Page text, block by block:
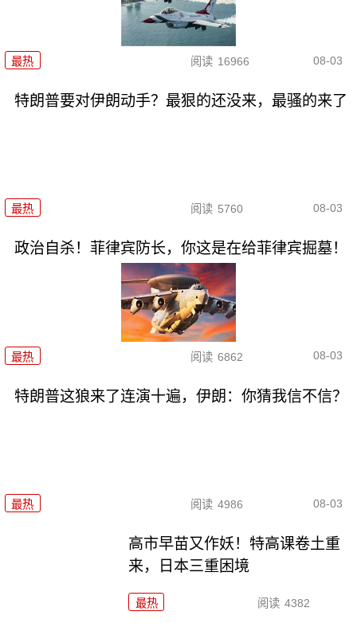
最热 阅读 16966 08-03
特朗普要对伊朗动手？最狠的还没来，最骚的来了
最热 阅读 5760 08-03
政治自杀！菲律宾防长，你这是在给菲律宾掘墓！
最热 阅读 6862 08-03
特朗普这狼来了连演十遍，伊朗：你猜我信不信？
最热 阅读 4986 08-03
高市早苗又作妖！特高课卷土重
来，日本三重困境
最热 阅读 4382